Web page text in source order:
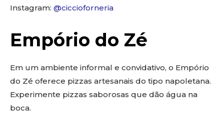
Instagram: @ciccioforneria
Empório do Zé
Em um ambiente informal e convidativo, o Empório
do Zé oferece pizzas artesanais do tipo napoletana.
Experimente pizzas saborosas que dão água na
boca.